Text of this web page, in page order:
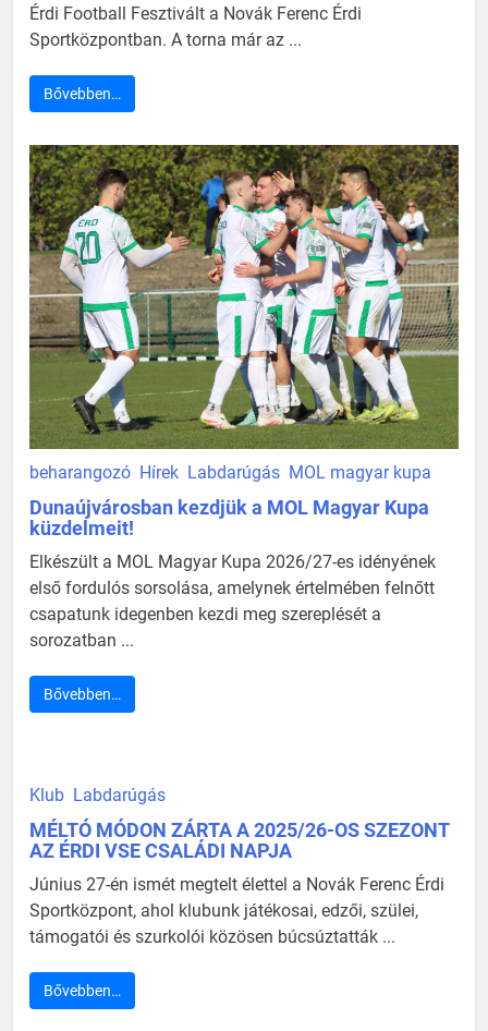
Érdi Football Fesztivált a Novák Ferenc Érdi
Sportközpontban. A torna már az ...
Bővebben…
beharangozó Hírek Labdarúgás MOL magyar kupa
Dunaújvárosban kezdjük a MOL Magyar Kupa
küzdelmeit!
Elkészült a MOL Magyar Kupa 2026/27-es idényének
első fordulós sorsolása, amelynek értelmében felnőtt
csapatunk idegenben kezdi meg szereplését a
sorozatban ...
Bővebben…
Klub Labdarúgás
MÉLTÓ MÓDON ZÁRTA A 2025/26-OS SZEZONT
AZ ÉRDI VSE CSALÁDI NAPJA
Június 27-én ismét megtelt élettel a Novák Ferenc Érdi
Sportközpont, ahol klubunk játékosai, edzői, szülei,
támogatói és szurkolói közösen búcsúztatták ...
Bővebben…